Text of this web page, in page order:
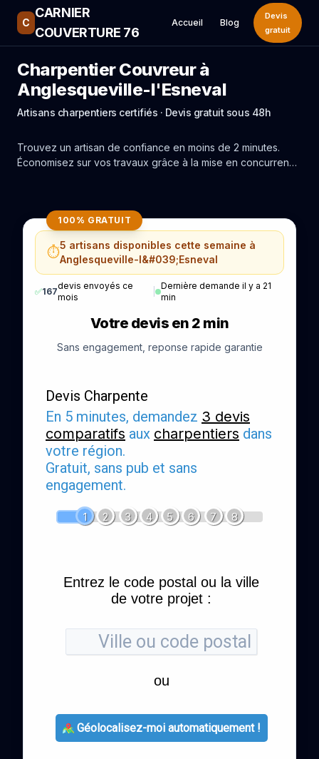
C
CARNIER
COUVERTURE 76
Accueil Blog
Devis
gratuit
Charpentier Couvreur à
Anglesqueville-l'Esneval
Artisans charpentiers certifiés · Devis gratuit sous 48h
Trouvez un artisan de confiance en moins de 2 minutes.
Économisez sur vos travaux grâce à la mise en concurrence
100% GRATUIT
⏱️5 artisans disponibles cette semaine à
Anglesqueville-l&#039;Esneval
✅167
devis envoyés ce
mois
Dernière demande il y a 21
min
Votre devis en 2 min
Sans engagement, reponse rapide garantie
Devis Charpente
En 5 minutes, demandez 3 devis
comparatifs aux charpentiers dans
votre région.
Gratuit, sans pub et sans
engagement.
1 2 3 4 5 6 7 8
Entrez le code postal ou la ville
de votre projet :
ou
Géolocalisez-moi automatiquement !